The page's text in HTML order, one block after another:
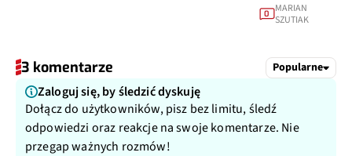
0 MARIAN
SZUTIAK
3 komentarze Popularne
Zaloguj się, by śledzić dyskuję
Dołącz do użytkowników, pisz bez limitu, śledź
odpowiedzi oraz reakcje na swoje komentarze. Nie
przegap ważnych rozmów!